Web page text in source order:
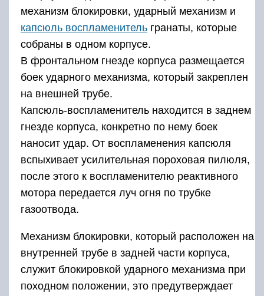
механизм блокировки, ударный механизм и
капсюль воспламенитель гранаты, которые
собраны в одном корпусе.
В фронтальном гнезде корпуса размещается
боек ударного механизма, который закреплен
на внешней трубе.
Капсюль-воспламенитель находится в заднем
гнезде корпуса, конкретно по нему боек
наносит удар. От воспламенения капсюля
вспыхивает усилительная пороховая пилюля,
после этого к воспламенителю реактивного
мотора передается луч огня по трубке
газоотвода.
Механизм блокировки, который расположен на
внутренней трубе в задней части корпуса,
служит блокировкой ударного механизма при
походном положении, это предутверждает